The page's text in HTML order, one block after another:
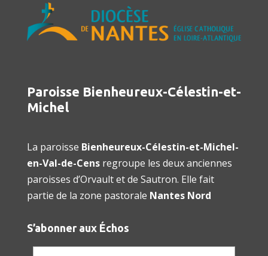
Paroisse Bienheureux-Célestin-et-
Michel
La paroisse Bienheureux-Célestin-et-Michel-
en-Val-de-Censregroupe les deux anciennes
paroisses d’Orvault et de Sautron. Elle fait
partie de la zone pastorale Nantes Nord
S’abonner aux Échos